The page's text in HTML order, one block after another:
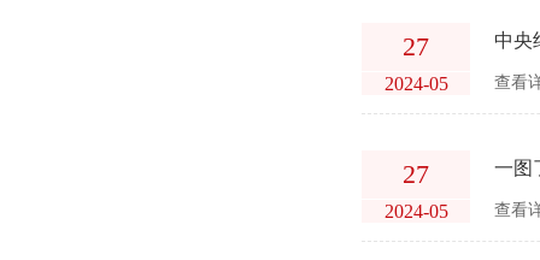
27
2024-05
中央
查看
27
2024-05
一图
查看